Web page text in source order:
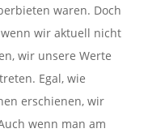
waren. Doch
wir aktuell nicht
wir unsere Werte
Egal, wie
erschienen, wir
wenn man am